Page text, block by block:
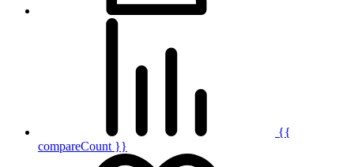
{{
compareCount }}